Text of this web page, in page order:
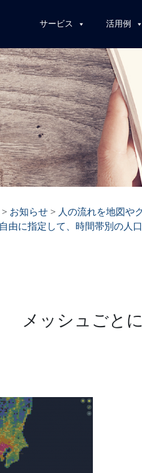
サービス 活用例
> お知らせ > 人の流れを地図や
由に指定して、時間帯別の人
メッシュごと